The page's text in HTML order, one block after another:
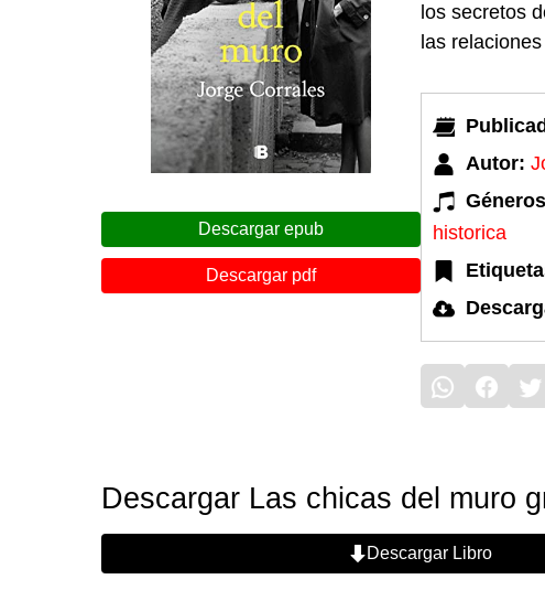
Descargar epub
Descargar pdf
los secretos
las
Autor:
historica
Descargar Las chicas del muro
Descargar Libro